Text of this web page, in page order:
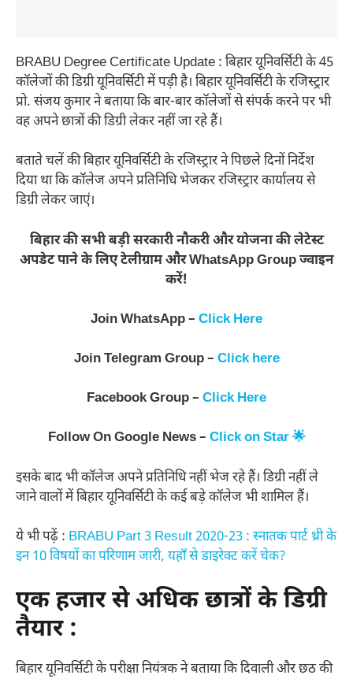
BRABU Degree Certificate Update : बिहार यूनिवर्सिटी के 45
कॉलेजों की डिग्री यूनिवर्सिटी में पड़ी है। बिहार यूनिवर्सिटी के रजिस्ट्रार
प्रो. संजय कुमार ने बताया कि बार-बार कॉलेजों से संपर्क करने पर भी
वह अपने छात्रों की डिग्री लेकर नहीं जा रहे हैं।
बताते चलें की बिहार यूनिवर्सिटी के रजिस्ट्रार ने पिछले दिनों निर्देश
दिया था कि कॉलेज अपने प्रतिनिधि भेजकर रजिस्ट्रार कार्यालय से
डिग्री लेकर जाएं।
बिहार की सभी बड़ी सरकारी नौकरी और योजना की लेटेस्ट
अपडेट पाने के लिए टेलीग्राम और WhatsApp Group ज्वाइन
करें!
Join WhatsApp – Click Here
Join Telegram Group – Click here
Facebook Group – Click Here
Follow On Google News – Click on Star 🌟
इसके बाद भी कॉलेज अपने प्रतिनिधि नहीं भेज रहे हैं। डिग्री नहीं ले
जाने वालों में बिहार यूनिवर्सिटी के कई बड़े कॉलेज भी शामिल हैं।
ये भी पढ़ें : BRABU Part 3 Result 2020-23 : स्नातक पार्ट थ्री के
इन 10 विषयों का परिणाम जारी, यहाँ से डाइरेक्ट करें चेक?
एक हजार से अधिक छात्रों के डिग्री
तैयार :
बिहार यूनिवर्सिटी के परीक्षा नियंत्रक ने बताया कि दिवाली और छठ की